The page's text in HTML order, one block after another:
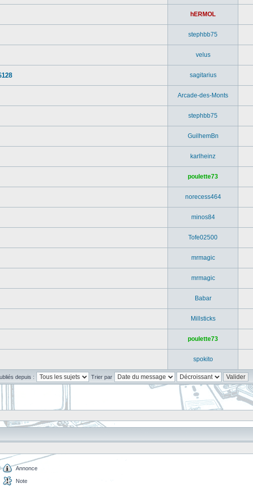
hERMOL
stephbb75
velus
sagitarius
Arcade-des-Monts
stephbb75
GuilhemBn
karlheinz
poulette73
norecess464
minos84
Tofe02500
mrmagic
mrmagic
Babar
Millsticks
poulette73
spokito
depuis : Trier par
Annonce
Note